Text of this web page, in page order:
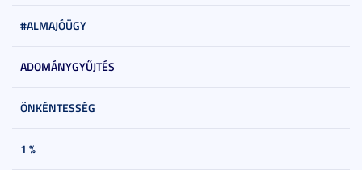
#ALMAJÓÜGY
ADOMÁNYGYŰJTÉS
ÖNKÉNTESSÉG
1 %